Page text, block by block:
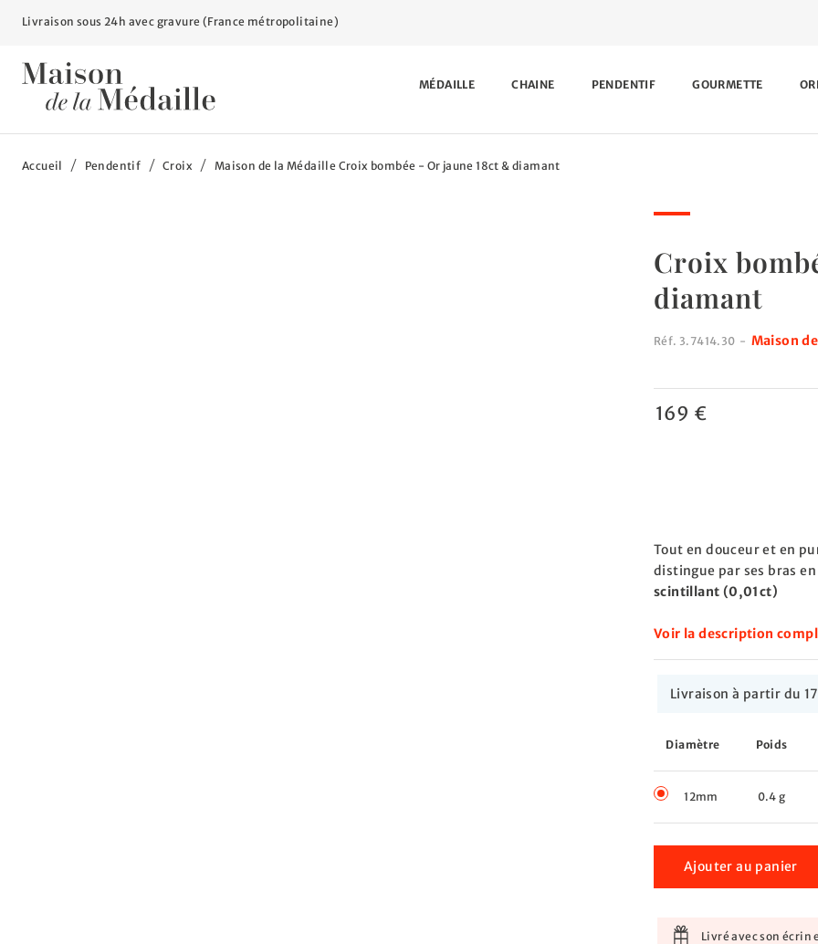
Livraison sous 24h avec gravure (France métropolitaine)
MÉDAILLE CHAINE PENDENTIF GOURMETTE
Vous êtes ici :
Accueil Pendentif Croix Maison de la Médaille Croix bombée - Or jaune 18ct & diamant
Croix
diamant
Réf. 3.7414.30 - Maison
169 €
Tout en douceur et en
distingue par ses bras
scintillant (0,01ct)
Voir la description
Livraison à partir du
Diamètre Poids
12mm 0.4 g
Ajouter au panier
Livré avec son écrin